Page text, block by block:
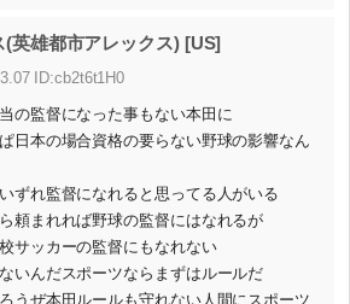
(英雄都市アレックス) [US]
ID:cb2t6t1H0
の監督になった事もない本田に
日本の場合資格の要らない野球の影響なん
ずれ監督になれると思ってる人がいる
頼まれれば野球の監督にはなれるが
サッカーの監督にもなれない
いんだスポーツならまずはルールだ
うぜ本田ルールも守れない人間にスポーツ